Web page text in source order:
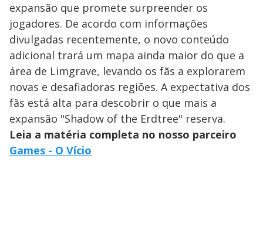
expansão que promete surpreender os
jogadores. De acordo com informações
divulgadas recentemente, o novo conteúdo
adicional trará um mapa ainda maior do que a
área de Limgrave, levando os fãs a explorarem
novas e desafiadoras regiões. A expectativa dos
fãs está alta para descobrir o que mais a
expansão "Shadow of the Erdtree" reserva.
Leia a matéria completa no nosso parceiro
Games - O Vício